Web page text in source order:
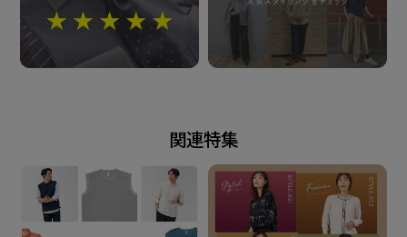
発売日
2025年8月28日
この商品に対するお問い合わせ
関連特集